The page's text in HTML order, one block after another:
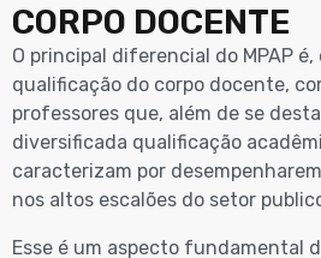
CORPO DOCENTE
O principal diferencial do MPAP
qualificação do corpo docente,
professores que, além de se
diversificada qualificação
caracterizam por
nos altos escalões do setor
Esse é um aspecto fundamental